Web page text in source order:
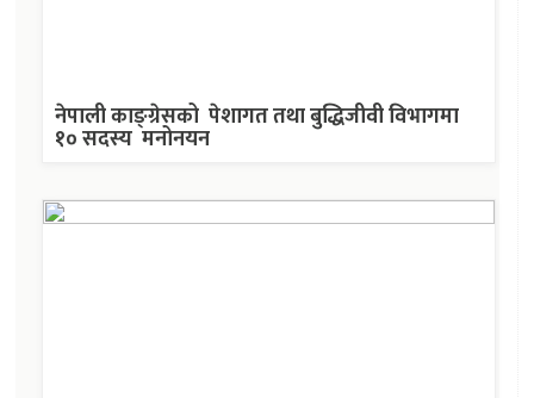
नेपाली काङ्ग्रेसको पेशागत तथा बुद्धिजीवी विभागमा
१० सदस्य मनोनयन